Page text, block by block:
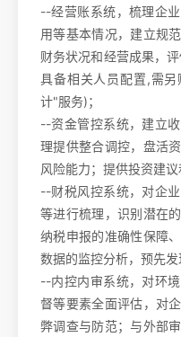
--经营账系统，梳理企
用等基本情况，建立规
财务状况和经营成果，
具备相关人员配置,需
计"服务)；
--资金管控系统，建立
理提供整合调控，盘活
风险能力；提供投资建议
--财税风控系统，对企
等进行梳理，识别潜在
纳税申报的准确性保障
数据的监控分析，预先发
--内控内审系统，对环
督等要素全面评估，对
弊调查与防范；与外部